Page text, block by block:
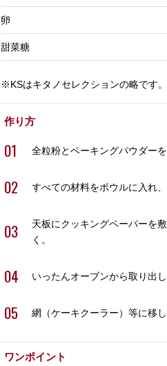
卵
甜菜糖
※KSはキタノセレクションの略です。
作り方
01 全粒粉とベーキングパウダー
02 すべての材料をボウルに入れ
03
天板にクッキングペーパーを
く。
04 いったんオーブンから取り出
05 網（ケーキクーラー）等に移
ワンポイント